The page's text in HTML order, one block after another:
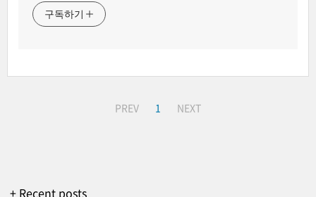
구독하기
PREV 1 NEXT
+ Recent posts